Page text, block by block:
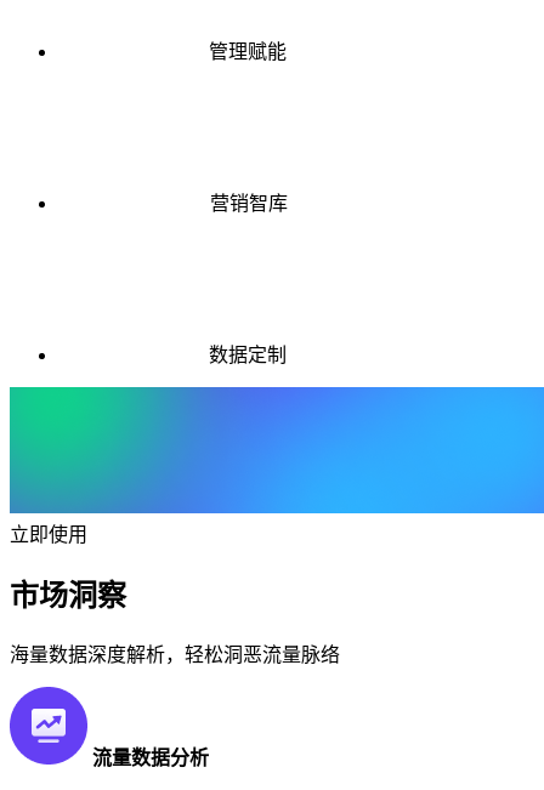
管理赋能
营销智库
数据定制
立即使用
市场洞察
海量数据深度解析，轻松洞恶流量脉络
流量数据分析